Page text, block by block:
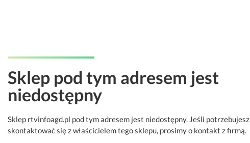
Sklep pod tym adresem jest
niedostępny
Sklep rtvinfoagd.pl pod tym adresem jest niedostępny. Jeśli potrzebujesz
skontaktować się z właścicielem tego sklepu, prosimy o kontakt z firmą.